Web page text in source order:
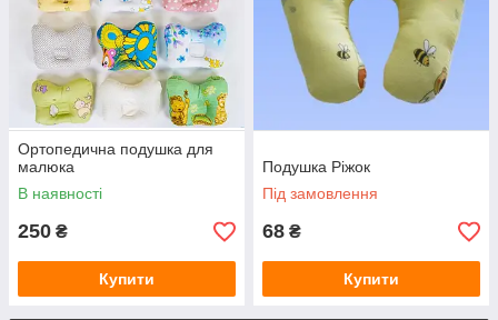
Ортопедична подушка для
малюка
В наявності
250 ₴
Купити
Подушка Ріжок
Під замовлення
68 ₴
Купити